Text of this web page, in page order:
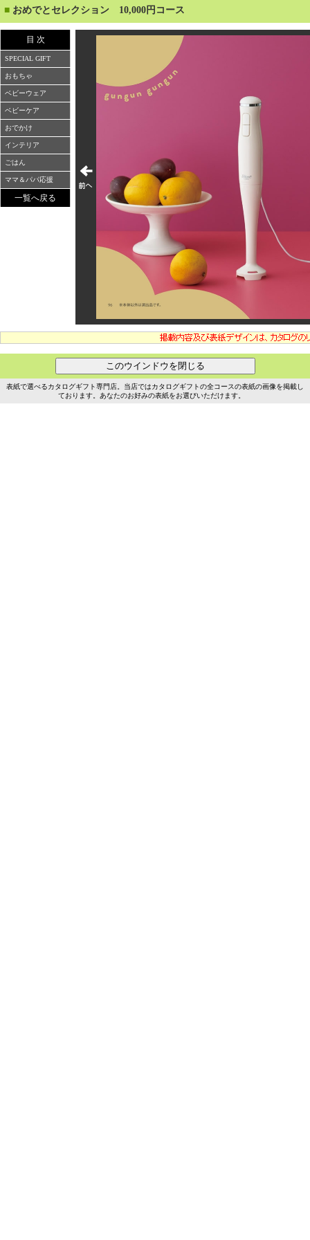
■ おめでとセレクション 10,000円コース
目 次
SPECIAL GIFT
おもちゃ
ベビーウェア
ベビーケア
おでかけ
インテリア
ごはん
ママ＆パパ応援
一覧へ戻る
表紙で選べるカタログギフト専門店。当店ではカタログギフトの全コースの表紙の画像を掲載し
ております。あなたのお好みの表紙をお選びいただけます。